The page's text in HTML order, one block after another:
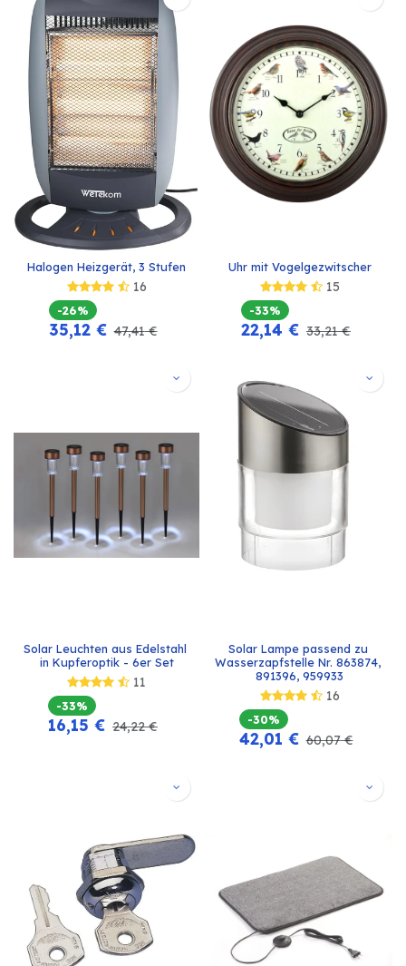
Halogen Heizgerät, 3 Stufen
16
-26%
35,12€ 47,41€
Uhr mit Vogelgezwitscher
15
-33%
22,14 € 33,21€
Solar Leuchten aus Edelstahl
in Kupferoptik - 6er Set
11
-33%
16,15 € 24,22€
Solar Lampe passend zu
Wasserzapfstelle Nr. 863874,
891396, 959933
16
-30%
42,01 € 60,07€